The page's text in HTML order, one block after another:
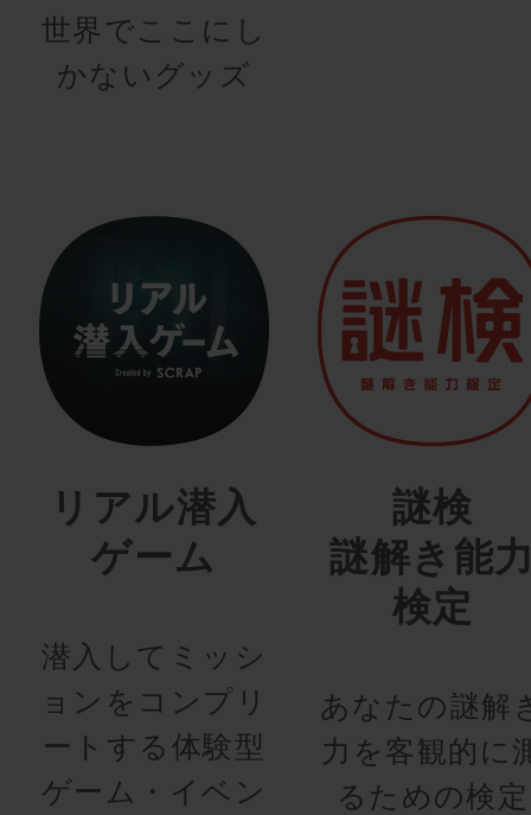
世界でここにし
かないグッズ
リアル潜入
ゲーム
潜入してミッシ
ョンをコンプリ
ートする体験型
ゲーム・イベン
謎検
謎解き能
検定
あなたの謎解
力を客観的に
るための検定